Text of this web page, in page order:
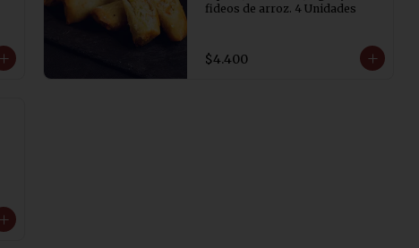
fideos de arroz. 4 Unidades
$4.400